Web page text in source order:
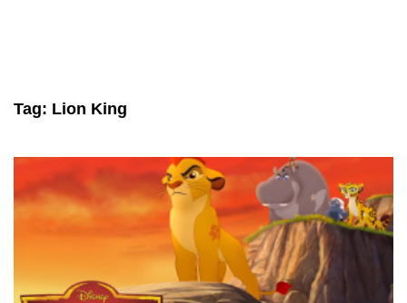
Tag: Lion King